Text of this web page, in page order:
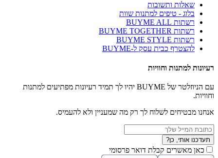
שאלות ותשובות
בלוג - טיפים למתנות שוות
רשתות BUYME ALL
רשתות BUYME TOGETHER
רשתות BUYME STYLE
להצטרף כבית עסק ל-BUYME
רעיונות למתנות וחוויות
עם הניוזלטר של BUYME יהיו לך תמיד רעיונות מפתיעים למתנות
וחוויות.
אנחנו מבטיחים לשלוח לך רק מה שמעניין ולא להעמיס.
תעדכנו אותי, כן?
כאן מאשרים קבלת דואר פרסומי